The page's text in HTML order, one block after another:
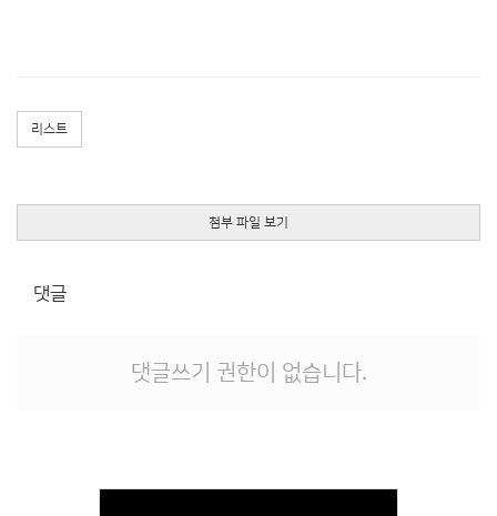
리스트
첨부 파일 보기
댓글
댓글쓰기 권한이 없습니다.